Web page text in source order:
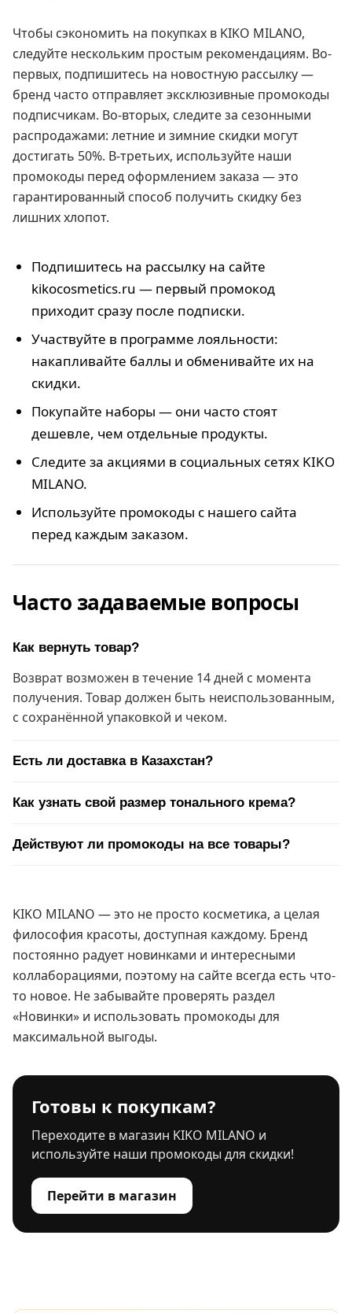
Чтобы сэкономить на покупках в KIKO MILANO,
следуйте нескольким простым рекомендациям. Во-
первых, подпишитесь на новостную рассылку —
бренд часто отправляет эксклюзивные промокоды
подписчикам. Во-вторых, следите за сезонными
распродажами: летние и зимние скидки могут
достигать 50%. В-третьих, используйте наши
промокоды перед оформлением заказа — это
гарантированный способ получить скидку без
лишних хлопот.
Подпишитесь на рассылку на сайте
kikocosmetics.ru — первый промокод
приходит сразу после подписки.
Участвуйте в программе лояльности:
накапливайте баллы и обменивайте их на
скидки.
Покупайте наборы — они часто стоят
дешевле, чем отдельные продукты.
Следите за акциями в социальных сетях KIKO
MILANO.
Используйте промокоды с нашего сайта
перед каждым заказом.
Часто задаваемые вопросы
Как вернуть товар?
Возврат возможен в течение 14 дней с момента
получения. Товар должен быть неиспользованным,
с сохранённой упаковкой и чеком.
Есть ли доставка в Казахстан?
Как узнать свой размер тонального крема?
Действуют ли промокоды на все товары?
KIKO MILANO — это не просто косметика, а целая
философия красоты, доступная каждому. Бренд
постоянно радует новинками и интересными
коллаборациями, поэтому на сайте всегда есть что-
то новое. Не забывайте проверять раздел
«Новинки» и использовать промокоды для
максимальной выгоды.
Готовы к покупкам?
Переходите в магазин KIKO MILANO и
используйте наши промокоды для скидки!
Перейти в магазин